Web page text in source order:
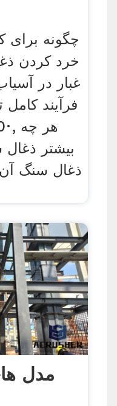
چگونه برای
خرد کردن
غبار در
فرآیند
بيشتر
ذغال سنگ
مدل